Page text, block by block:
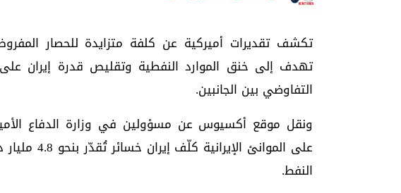
تكشف تقديرات أميركية عن كلفة متزايدة للحصار
تهدف إلى خنق الموارد النفطية وتقليص قدرة إيران
التفاوضي بين الجانبين.
ونقل موقع أكسيوس عن مسؤولين في وزارة الدفاع
على الموانئ
النفط.